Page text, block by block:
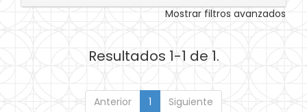
Mostrar filtros avanzados
Resultados 1-1 de 1.
Anterior 1 Siguiente